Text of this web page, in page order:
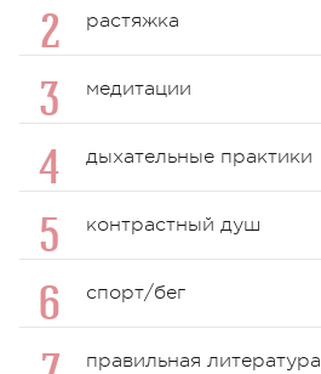
растяжка
медитации
дыхательные практики
контрастный душ
спорт/бег
правильная литература